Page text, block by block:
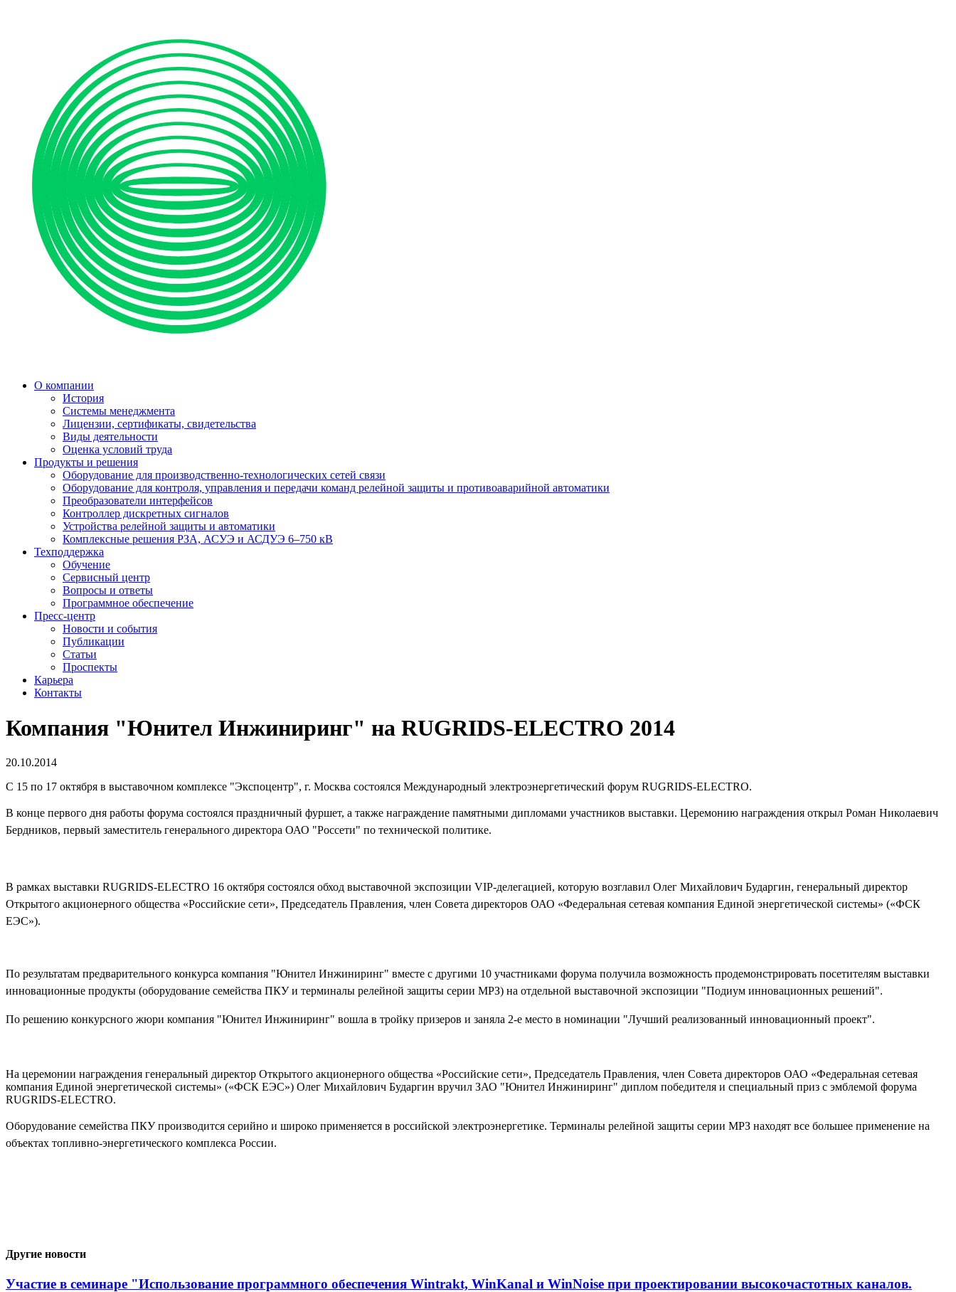
О компании
История
Системы менеджмента
Лицензии, сертификаты, свидетельства
Виды деятельности
Оценка условий труда
Продукты и решения
Оборудование для производственно-технологических сетей связи
Оборудование для контроля, управления и передачи команд релейной защиты и противоаварийной автоматики
Преобразователи интерфейсов
Контроллер дискретных сигналов
Устройства релейной защиты и автоматики
Комплексные решения РЗА, АСУЭ и АСДУЭ 6–750 кВ
Техподдержка
Обучение
Сервисный центр
Вопросы и ответы
Программное обеспечение
Пресс-центр
Новости и события
Публикации
Статьи
Проспекты
Карьера
Контакты
Компания "Юнител Инжиниринг" на RUGRIDS-ELECTRO 2014
20.10.2014
C 15 по 17 октября в выставочном комплексе "Экспоцентр", г. Москва состоялся Международный электроэнергетический форум RUGRIDS-ELECTRO.
В конце первого дня работы форума состоялся праздничный фуршет, а также награждение памятными дипломами участников выставки. Церемонию награждения открыл Роман Николаевич
Бердников, первый заместитель генерального директора ОАО "Россети" по технической политике.
В рамках выставки RUGRIDS-ELECTRO 16 октября состоялся обход выставочной экспозиции VIP-делегацией, которую возглавил Олег Михайлович Бударгин, генеральный директор
Открытого акционерного общества «Российские сети», Председатель Правления, член Совета директоров ОАО «Федеральная сетевая компания Единой энергетической системы» («ФСК
ЕЭС»).
По результатам предварительного конкурса компания "Юнител Инжиниринг" вместе с другими 10 участниками форума получила возможность продемонстрировать посетителям выставки
инновационные продукты (оборудование семейства ПКУ и терминалы релейной защиты серии МРЗ) на отдельной выставочной экспозиции "Подиум инновационных решений".
По решению конкурсного жюри компания "Юнител Инжиниринг" вошла в тройку призеров и заняла 2-е место в номинации "Лучший реализованный инновационный проект".
На церемонии награждения генеральный директор Открытого акционерного общества «Российские сети», Председатель Правления, член Совета директоров ОАО «Федеральная сетевая
компания Единой энергетической системы» («ФСК ЕЭС») Олег Михайлович Бударгин вручил ЗАО "Юнител Инжиниринг" диплом победителя и специальный приз с эмблемой форума
RUGRIDS-ELECTRO.
Оборудование семейства ПКУ производится серийно и широко применяется в российской электроэнергетике. Терминалы релейной защиты серии МРЗ находят все большее применение на
объектах топливно-энергетического комплекса России.
Другие новости
Участие в семинаре "Использование программного обеспечения Wintrakt, WinKanal и WinNoise при проектировании высокочастотных каналов.